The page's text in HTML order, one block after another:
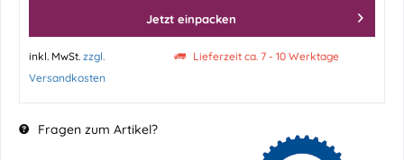
Jetzt einpacken
inkl. MwSt. zzgl.
Versandkosten
Lieferzeit ca. 7 - 10 Werktage
Fragen zum Artikel?